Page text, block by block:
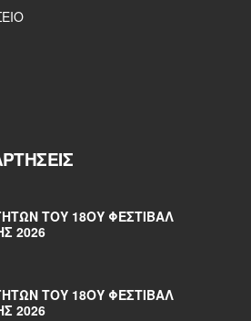
ΤΟΥ 18ΟΥ ΦΕΣΤΙΒΆΛ
2026
ΤΟΥ 18ΟΥ ΦΕΣΤΙΒΆΛ
2026